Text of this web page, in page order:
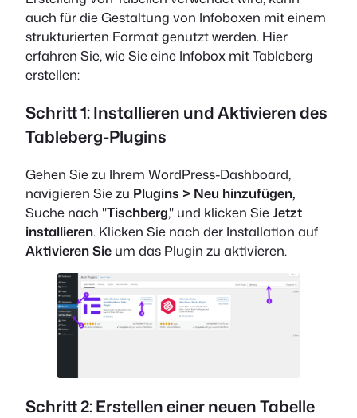
auch für die Gestaltung von Infoboxen mit einem
strukturierten Format genutzt werden. Hier
erfahren Sie, wie Sie eine Infobox mit Tableberg
erstellen:
Schritt 1: Installieren und Aktivieren des
Tableberg-Plugins
Gehen Sie zu Ihrem WordPress-Dashboard,
navigieren Sie zu Plugins > Neu hinzufügen,
Suche nach "Tischberg," und klicken SieJetzt
installieren. Klicken Sie nach der Installation auf
Aktivieren Sie um das Plugin zu aktivieren.
Schritt 2: Erstellen einer neuen Tabelle